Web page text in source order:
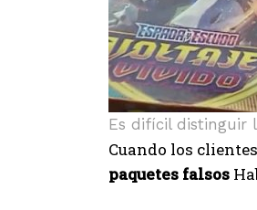
Es difícil distinguir
Cuando los
paquetes falsos